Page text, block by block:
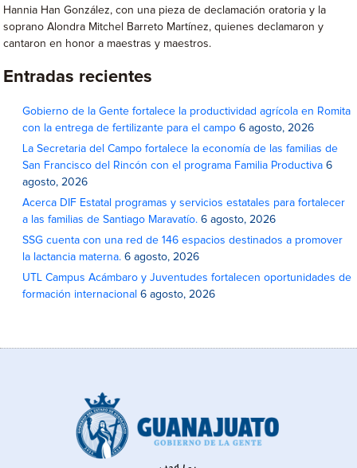
Hannia Han González, con una pieza de declamación oratoria y la
soprano Alondra Mitchel Barreto Martínez, quienes declamaron y
cantaron en honor a maestras y maestros.
Entradas recientes
Gobierno de la Gente fortalece la productividad agrícola en Romita
con la entrega de fertilizante para el campo 6 agosto, 2026
La Secretaria del Campo fortalece la economía de las familias de
San Francisco del Rincón con el programa Familia Productiva 6
agosto, 2026
Acerca DIF Estatal programas y servicios estatales para fortalecer
a las familias de Santiago Maravatío. 6 agosto, 2026
SSG cuenta con una red de 146 espacios destinados a promover
la lactancia materna. 6 agosto, 2026
UTL Campus Acámbaro y Juventudes fortalecen oportunidades de
formación internacional 6 agosto, 2026